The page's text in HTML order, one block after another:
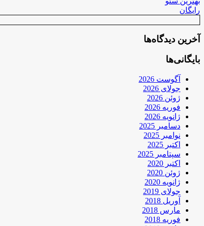
رایگان
آخرین دیدگاه‌ها
بایگانی‌ها
آگوست 2026
جولای 2026
ژوئن 2026
فوریه 2026
ژانویه 2026
دسامبر 2025
نوامبر 2025
اکتبر 2025
سپتامبر 2025
اکتبر 2020
ژوئن 2020
ژانویه 2020
جولای 2019
آوریل 2018
مارس 2018
فوریه 2018